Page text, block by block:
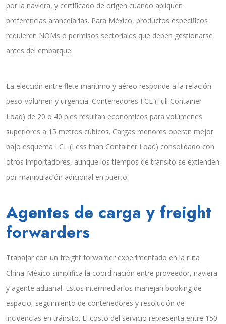
por la naviera, y certificado de origen cuando apliquen
preferencias arancelarias. Para México, productos específicos
requieren NOMs o permisos sectoriales que deben gestionarse
antes del embarque.
La elección entre flete marítimo y aéreo responde a la relación
peso-volumen y urgencia. Contenedores FCL (Full Container
Load) de 20 o 40 pies resultan económicos para volúmenes
superiores a 15 metros cúbicos. Cargas menores operan mejor
bajo esquema LCL (Less than Container Load) consolidado con
otros importadores, aunque los tiempos de tránsito se extienden
por manipulación adicional en puerto.
Agentes de carga y freight
forwarders
Trabajar con un freight forwarder experimentado en la ruta
China-México simplifica la coordinación entre proveedor, naviera
y agente aduanal. Estos intermediarios manejan booking de
espacio, seguimiento de contenedores y resolución de
incidencias en tránsito. El costo del servicio representa entre 150